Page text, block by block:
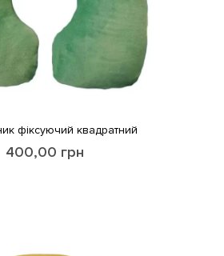
фіксуючий квадратний
400,00 грн